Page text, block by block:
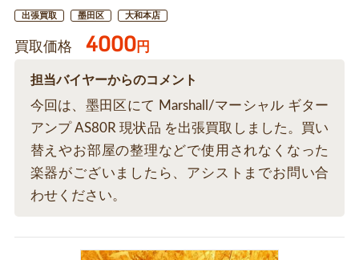
出張買取 墨田区 大和本店
買取価格 4000円
担当バイヤーからのコメント
今回は、墨田区にて Marshall/マーシャル ギター
アンプ AS80R 現状品 を出張買取しました。買い
替えやお部屋の整理などで使用されなくなった
楽器がございましたら、アシストまでお問い合
わせください。